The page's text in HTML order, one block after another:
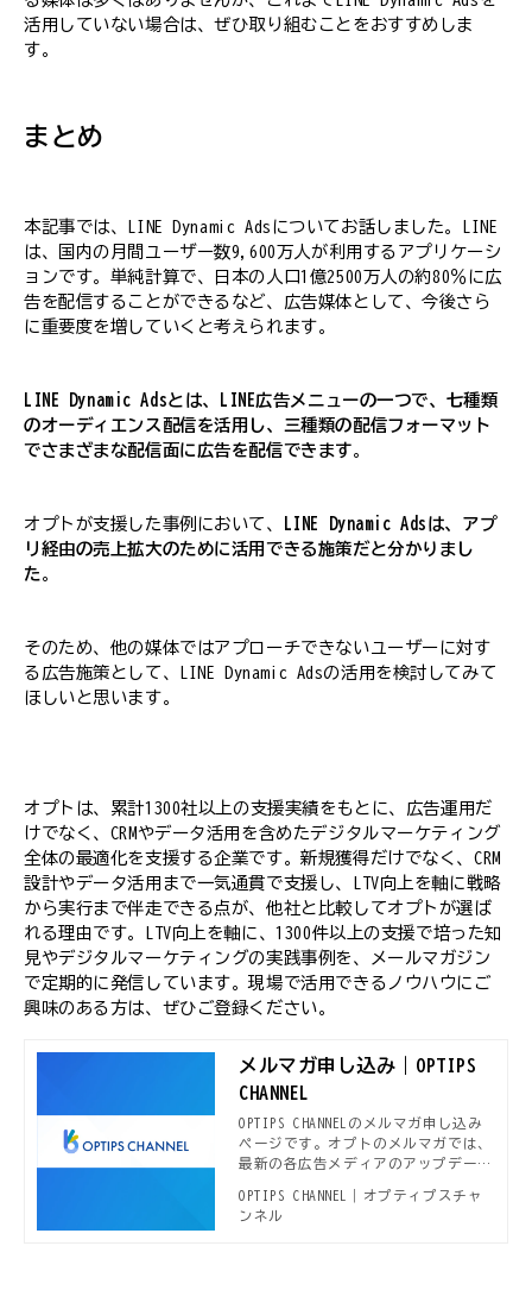
活用していない場合は、ぜひ取り組むことをおすすめしま
す。
まとめ
本記事では、LINE Dynamic Adsについてお話しました。LINE
は、国内の月間ユーザー数9,600万人が利用するアプリケーシ
ョンです。単純計算で、日本の人口1億2500万人の約80％に広
告を配信することができるなど、広告媒体として、今後さら
に重要度を増していくと考えられます。
LINE Dynamic Adsとは、LINE広告メニューの一つで、七種類
のオーディエンス配信を活用し、三種類の配信フォーマット
でさまざまな配信面に広告を配信できます。
オプトが支援した事例において、
LINE Dynamic Adsは、アプ
リ経由の売上拡大のために活用できる施策だと分かりまし
た 。
そのため、他の媒体ではアプローチできないユーザーに対す
る広告施策として、LINE Dynamic Adsの活用を検討してみて
ほしいと思います。
オプトは、累計1300社以上の支援実績をもとに、広告運用だ
けでなく、CRMやデータ活用を含めたデジタルマーケティング
全体の最適化を支援する企業です。新規獲得だけでなく、CRM
設計やデータ活用まで一気通貫で支援し、LTV向上を軸に戦略
から実行まで伴走できる点が、他社と比較してオプトが選ば
れる理由です。LTV向上を軸に、1300件以上の支援で培った知
見やデジタルマーケティングの実践事例を、メールマガジン
で定期的に発信しています。現場で活用できるノウハウにご
興味のある方は、ぜひご登録ください。
メルマガ申し込み｜OPTIPS
CHANNEL
OPTIPS CHANNELのメルマガ申し込み
ページです。オプトのメルマガでは、
最新の各広告メディアのアップデート
れる新着デジタルマーケティング事
例、セミナー開催案内などデジタルマ
OPTIPS CHANNEL｜オプティプスチャ
ンネル